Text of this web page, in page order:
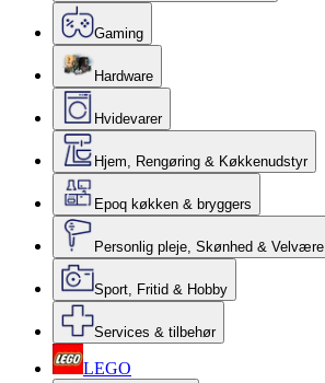
Gaming
Hardware
Hvidevarer
Hjem, Rengøring & Køkkenudstyr
Epoq køkken & bryggers
Personlig pleje, Skønhed & Velvære
Sport, Fritid & Hobby
Services & tilbehør
LEGO